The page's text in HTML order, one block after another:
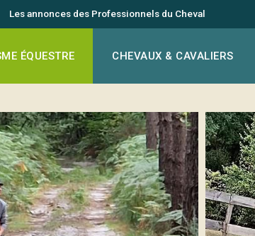
Les annonces des Professionnels du Cheval
ÉQUESTRE CHEVAUX & CAVALIERS